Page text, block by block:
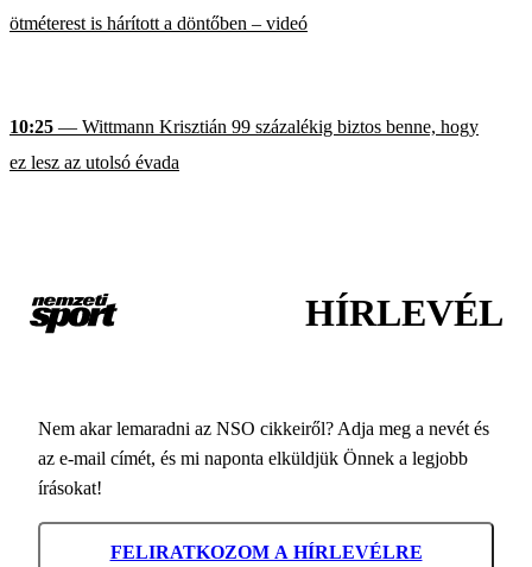
ötméterest is hárított a döntőben – videó
10:25 — Wittmann Krisztián 99 százalékig biztos benne, hogy
ez lesz az utolsó évada
HÍRLEVÉL
Nem akar lemaradni az NSO cikkeiről? Adja meg a nevét és
az e-mail címét, és mi naponta elküldjük Önnek a legjobb
írásokat!
FELIRATKOZOM A HÍRLEVÉLRE